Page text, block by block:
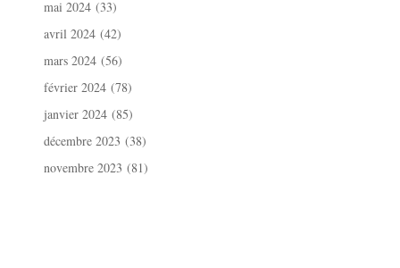
mai 2024 (33)
avril 2024 (42)
mars 2024 (56)
février 2024 (78)
janvier 2024 (85)
décembre 2023 (38)
novembre 2023 (81)